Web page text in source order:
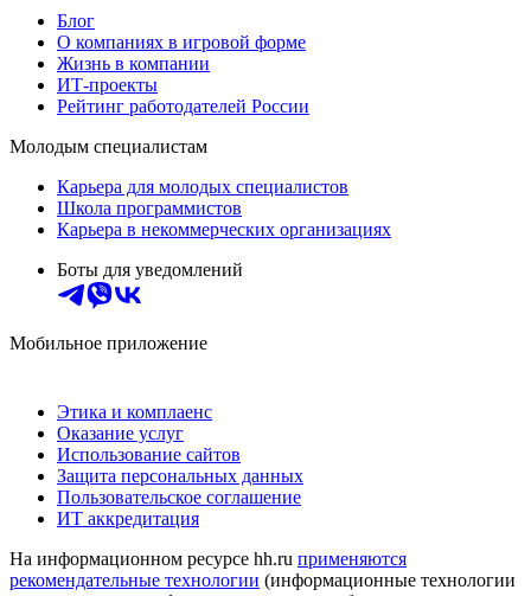
Блог
О компаниях в игровой форме
Жизнь в компании
ИТ-проекты
Рейтинг работодателей России
Молодым специалистам
Карьера для молодых специалистов
Школа программистов
Карьера в некоммерческих организациях
Боты для уведомлений
Мобильное приложение
Этика и комплаенс
Оказание услуг
Использование сайтов
Защита персональных данных
Пользовательское соглашение
ИТ аккредитация
На информационном ресурсе hh.ru применяются
рекомендательные технологии (информационные технологии